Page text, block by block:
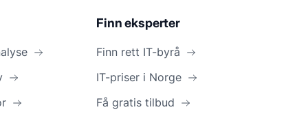
Finn eksperter
Finn rett IT-byrå
IT-priser i Norge
Få gratis tilbud